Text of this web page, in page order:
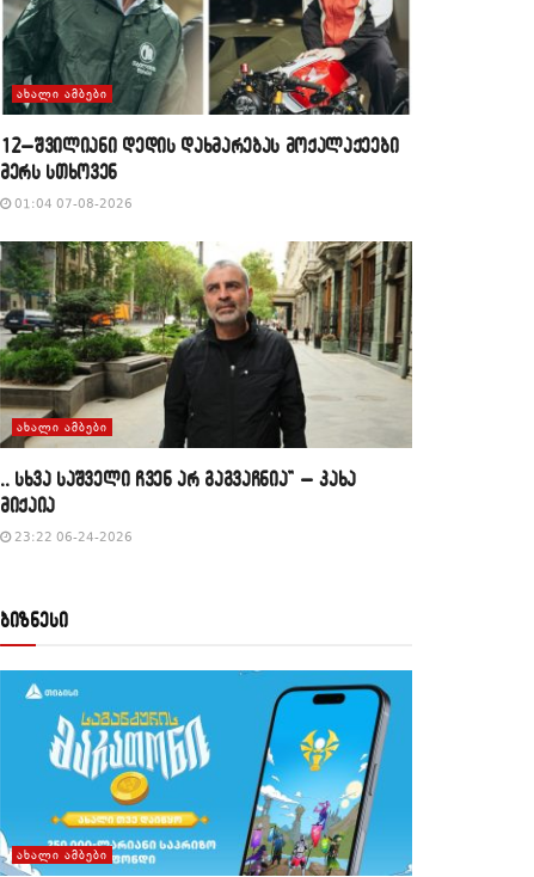
ᲐᲮᲐᲚᲘ ᲐᲛᲑᲔᲑᲘ
12–შვილიანი დედის დახმარებას მოქალაქეები
მერს სთხოვენ
01:04 07-08-2026
ᲐᲮᲐᲚᲘ ᲐᲛᲑᲔᲑᲘ
,, სხვა საშველი ჩვენ არ გაგვაჩნია” – კახა
მიქაია
23:22 06-24-2026
ბიზნესი
ᲐᲮᲐᲚᲘ ᲐᲛᲑᲔᲑᲘ